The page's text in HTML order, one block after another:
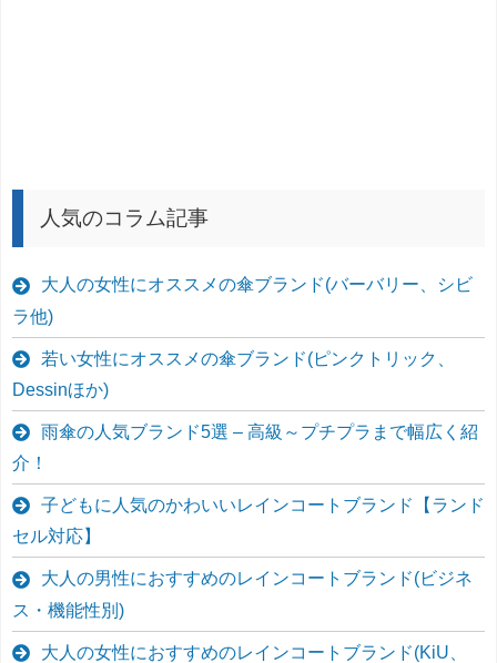
人気のコラム記事
大人の女性にオススメの傘ブランド(バーバリー、シビ
ラ他)
若い女性にオススメの傘ブランド(ピンクトリック、
Dessinほか)
雨傘の人気ブランド5選 – 高級～プチプラまで幅広く紹
介！
子どもに人気のかわいいレインコートブランド【ランド
セル対応】
大人の男性におすすめのレインコートブランド(ビジネ
ス・機能性別)
大人の女性におすすめのレインコートブランド(KiU、